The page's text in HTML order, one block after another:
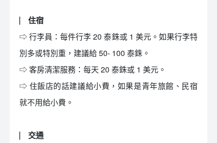
⎸ 住宿
⇨ 行李員：每件行李 20 泰銖或 1 美元。如果行李特
別多或特別重，建議給 50- 100 泰銖。
⇨ 客房清潔服務：每天 20 泰銖或 1 美元。
⇨ 住飯店的話建議給小費，如果是青年旅館、民宿
就不用給小費。
⎸ 交通